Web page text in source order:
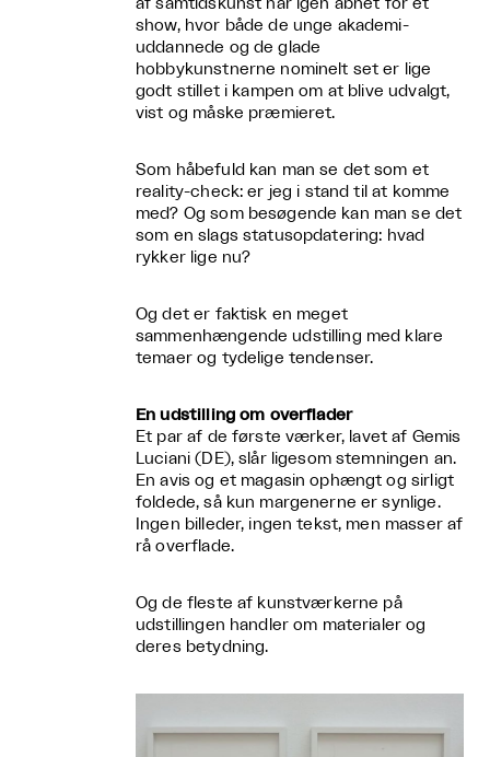
af samtidskunst har igen åbnet for et
show, hvor både de unge akademi-
uddannede og de glade
hobbykunstnerne nominelt set er lige
godt stillet i kampen om at blive udvalgt,
vist og måske præmieret.
Som håbefuld kan man se det som et
reality-check: er jeg i stand til at komme
med? Og som besøgende kan man se det
som en slags statusopdatering: hvad
rykker lige nu?
Og det er faktisk en meget
sammenhængende udstilling med klare
temaer og tydelige tendenser.
En udstilling om overflader
Et par af de første værker, lavet af Gemis
Luciani (DE), slår ligesom stemningen an.
En avis og et magasin ophængt og sirligt
foldede, så kun margenerne er synlige.
Ingen billeder, ingen tekst, men masser af
rå overflade.
Og de fleste af kunstværkerne på
udstillingen handler om materialer og
deres betydning.